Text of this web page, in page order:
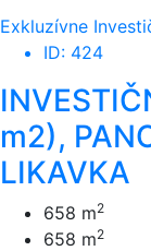
Exkluzívne
ID: 424
m2),
LIKAVKA
658 m2
658 m2